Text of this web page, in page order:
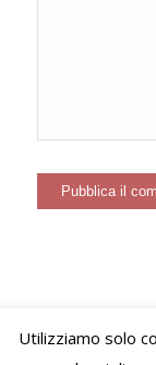
© Copyright –
Utilizziamo solo